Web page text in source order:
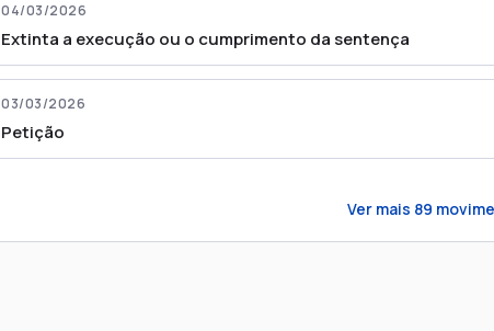
04/03/2026
Extinta a execução ou o cumprimento da sentença
03/03/2026
Petição
Ver mais 89